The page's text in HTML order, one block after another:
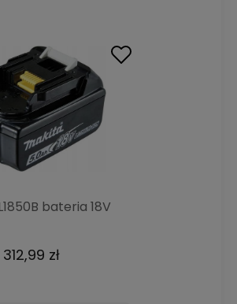
bateria 18V
312,99 zł